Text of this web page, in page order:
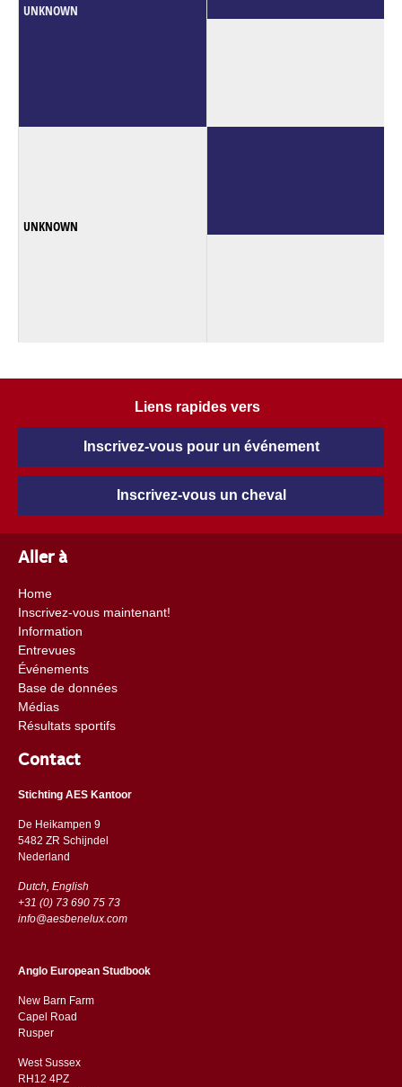
UNKNOWN
UNKNOWN
Liens rapides vers
Inscrivez-vous pour un événement
Inscrivez-vous un cheval
Aller à
Home
Inscrivez-vous maintenant!
Information
Entrevues
Événements
Base de données
Médias
Résultats sportifs
Contact
Stichting AES Kantoor
De Heikampen 9
5482 ZR Schijndel
​​Nederland
Dutch, English
+31 (0) 73 690 75 73
info@aesbenelux.com
Anglo European Studbook
New Barn Farm
Capel Road
​​Rusper
West Sussex
RH12 4PZ